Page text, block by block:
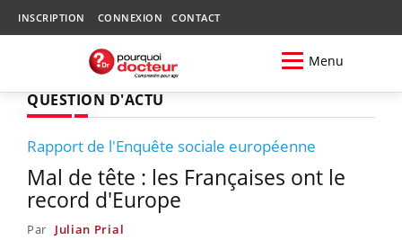
INSCRIPTION CONNEXION CONTACT
Menu
QUESTION D'ACTU
Rapport de l'Enquête sociale européenne
Mal de tête : les Françaises ont le
record d'Europe
Par Julian Prial